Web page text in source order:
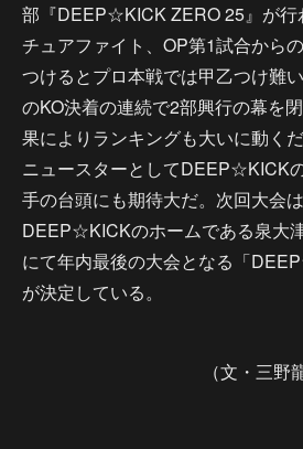
部『DEEP☆KICK ZERO 25』が行
チュアファイト、OP第1試合から
つけるとプロ本戦では甲乙つけ難
のKO決着の連続で2部興行の幕を
果によりランキングも大いに動く
ニュースターとしてDEEP☆KICK
手の台頭にも期待大だ。次回大会
DEEP☆KICKのホームである泉大
にて年内最後の大会となる「
が決定している。
（文・三野